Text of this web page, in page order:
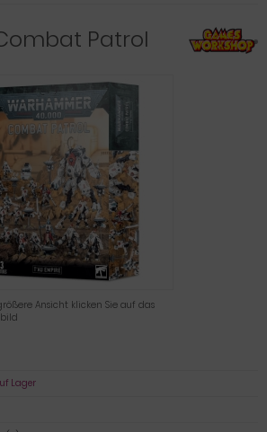
Patrol
Ansicht klicken Sie auf das
Lager